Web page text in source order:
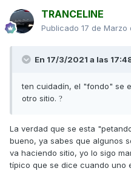
TRANCELINE
Publicado 17 de Marzo
En 17/3/2021 a las
ten cuidadín, el "fondo" se
otro sitio. ?
La verdad que se esta
bueno, ya sabes que algunos
va haciendo sitio, yo lo sigo
típico que se dice cuando uno